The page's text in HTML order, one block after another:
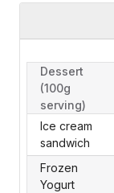
Dessert
(100g
serving)
Ice cream
sandwich
Frozen
Yogurt